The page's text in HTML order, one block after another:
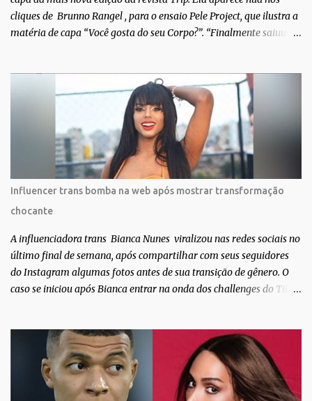
cliques de Brunno Rangel , para o ensaio Pele Project, que ilustra a
matéria de capa “Você gosta do seu Corpo?”. “Finalmente saiuuu!!!
convidarem para esse projeto incrível, que fala acima de tudo
sobre amor. Todo carinho do mundo para a Dri da Trip que foi a
ponte disso tudo”, escreveu Gabriela. Gabriela classificou a capa
como linda e a matéria que envolvem 180 histórias (e corpos nus)
de gente que se apaixonou pela própria pele – como
extraordinária. O Pele Projetc tem como objetivo fotografar e
expor uma diversidade de corpos nus, ressaltando a beleza das
especificidades físicas. A atriz se tornou nacionalmente conhecida
após fazer uma participação especial na novela teen Malhação, da
TV Globo. Na trama, ela inte...
Influencer trans bomba na web após mostrar transformação
chocante
A influenciadora trans Bianca Nunes viralizou nas redes sociais no
último final de semana, após compartilhar com seus seguidores
do Instagram algumas fotos antes de sua transição de gênero. O
caso se iniciou após Bianca entrar na onda dos challenges do Tik
Bianca aparece ainda muito jovem e usando roupas masculinas,
após algumas fotos diferentes, ela finalmente aparece usando um
biquíni fio dental, com cabelo longo e seios. Através do Instagram,
a morena desabafou como foi passar um período da sua vida no